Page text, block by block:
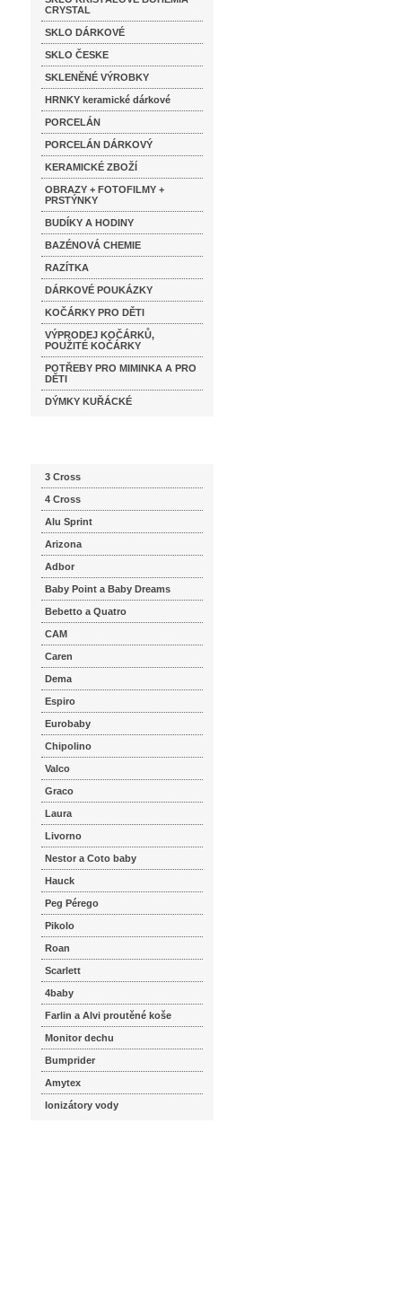
CRYSTAL
SKLO DÁRKOVÉ
SKLO ČESKE
SKLENĚNÉ VÝROBKY
HRNKY keramické dárkové
PORCELÁN
PORCELÁN DÁRKOVÝ
KERAMICKÉ ZBOŽÍ
OBRAZY + FOTOFILMY +
PRSTÝNKY
BUDÍKY A HODINY
BAZÉNOVÁ CHEMIE
RAZÍTKA
DÁRKOVÉ POUKÁZKY
KOČÁRKY PRO DĚTI
VÝPRODEJ KOČÁRKŮ,
POUŽITÉ KOČÁRKY
POTŘEBY PRO MIMINKA A PRO
DĚTI
DÝMKY KUŘÁCKÉ
3 Cross
4 Cross
Alu Sprint
Arizona
Adbor
Baby Point a Baby Dreams
Bebetto a Quatro
CAM
Caren
Dema
Espiro
Eurobaby
Chipolino
Valco
Graco
Laura
Livorno
Nestor a Coto baby
Hauck
Peg Pérego
Pikolo
Roan
Scarlett
4baby
Farlin a Alvi proutěné koše
Monitor dechu
Bumprider
Amytex
Ionizátory vody